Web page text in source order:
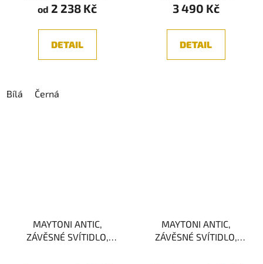
od 2 238 Kč
DETAIL
Bílá Černá
3 490 Kč
DETAIL
MAYTONI ANTIC,
ZÁVĚSNÉ SVÍTIDLO,
MAYTONI ANTIC,
ZÁVĚSNÉ SVÍTIDLO,